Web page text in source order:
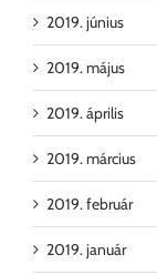
2019. június
2019. május
2019. április
2019. március
2019. február
2019. január